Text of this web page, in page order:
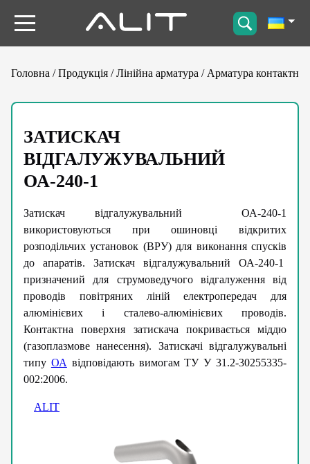
Головна /Продукція /Лінійна арматура / Арматура контактна
ЗАТИСКАЧ
ВІДГАЛУЖУВАЛЬНИЙ
ОА-240-1
Затискач відгалужувальний ОА-240-1
використовуються при ошиновці відкритих
розподільчих установок (ВРУ) для виконання спусків
до апаратів. Затискач відгалужувальний ОА-240-1
призначений для струмоведучого відгалуження від
проводів повітряних ліній електропередач для
алюмінієвих і сталево-алюмінієвих проводів.
Контактна поверхня затискача покривається міддю
(газоплазмове нанесення). Затискачі відгалужувальні
типу ОА відповідають вимогам ТУ У 31.2-30255335-
002:2006.
ALIT